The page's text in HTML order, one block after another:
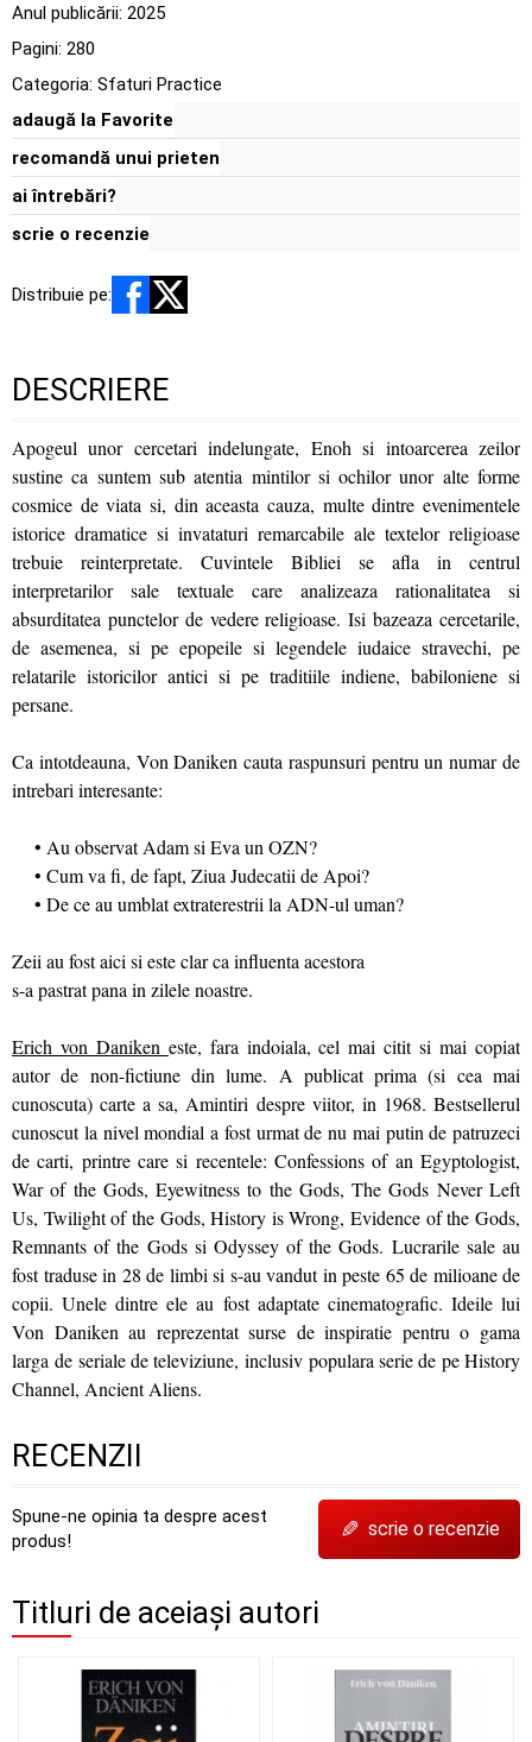
Anul publicării: 2025
Pagini: 280
Categoria: Sfaturi Practice
adaugă la Favorite
recomandă unui prieten
ai întrebări?
scrie o recenzie
Distribuie pe:
DESCRIERE
Apogeul unor cercetari indelungate, Enoh si intoarcerea zeilor
sustine ca suntem sub atentia mintilor si ochilor unor alte forme
cosmice de viata si, din aceasta cauza, multe dintre evenimentele
istorice dramatice si invataturi remarcabile ale textelor religioase
trebuie reinterpretate. Cuvintele Bibliei se afla in centrul
interpretarilor sale textuale care analizeaza rationalitatea si
absurditatea punctelor de vedere religioase. Isi bazeaza cercetarile,
de asemenea, si pe epopeile si legendele iudaice stravechi, pe
relatarile istoricilor antici si pe traditiile indiene, babiloniene si
persane.
Ca intotdeauna, Von Daniken cauta raspunsuri pentru un numar de
intrebari interesante:
• Au observat Adam si Eva un OZN?
• Cum va fi, de fapt, Ziua Judecatii de Apoi?
• De ce au umblat extraterestrii la ADN-ul uman?
Zeii au fost aici si este clar ca influenta acestora
s-a pastrat pana in zilele noastre.
Erich von Daniken este, fara indoiala, cel mai citit si mai copiat
autor de non-fictiune din lume. A publicat prima (si cea mai
cunoscuta) carte a sa, Amintiri despre viitor, in 1968. Bestsellerul
cunoscut la nivel mondial a fost urmat de nu mai putin de patruzeci
de carti, printre care si recentele: Confessions of an Egyptologist,
War of the Gods, Eyewitness to the Gods, The Gods Never Left
Us, Twilight of the Gods, History is Wrong, Evidence of the Gods,
Remnants of the Gods si Odyssey of the Gods. Lucrarile sale au
fost traduse in 28 de limbi si s-au vandut in peste 65 de milioane de
copii. Unele dintre ele au fost adaptate cinematografic. Ideile lui
Von Daniken au reprezentat surse de inspiratie pentru o gama
larga de seriale de televiziune, inclusiv populara serie de pe History
Channel, Ancient Aliens.
RECENZII
Spune-ne opinia ta despre acest
produs!
✎ scrie o recenzie
Titluri de aceiași autori